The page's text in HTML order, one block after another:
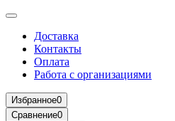
Доставка
Контакты
Оплата
Работа с организациями
Избранное0
Сравнение0